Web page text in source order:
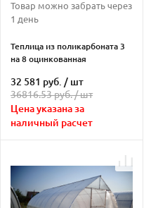
Товар можно забрать через
1 день
Теплица из поликарбоната 3
на 8 оцинкованная
32 581 руб. / шт
36816.53 руб. /шт
Цена указана за
наличный расчет